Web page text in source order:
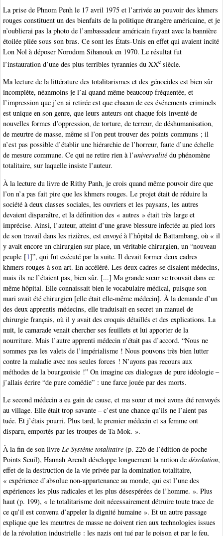
La prise de Phnom Penh le 17 avril 1975 et l’arrivée au pouvoir des khmers
rouges constituent un des bienfaits de la politique étrangère américaine, et je
n’oublierai pas la photo de l’ambassadeur américain fuyant avec la bannière
étoilée pliée sous son bras. Ce sont les États-Unis en effet qui avaient incité
Lon Nol à déposer Norodom Sihanouk en 1970. Le résultat fut
l’instauration d’une des plus terribles tyrannies du XXe siècle.
Ma lecture de la littérature des totalitarismes et des génocides est bien sûr
incomplète, néanmoins je l’ai quand même beaucoup fréquentée, et
l’impression que j’en ai retirée est que chacun de ces événements criminels
est unique en son genre, que leurs auteurs ont chaque fois inventé de
nouvelles formes d’oppression, de torture, de terreur, de déshumanisation,
de meurtre de masse, même si l’on peut trouver des points communs ; il
n’est pas possible d’établir une hiérarchie de l’horreur, faute d’une échelle
de mesure commune. Ce qui ne retire rien à l’universalitédu phénomène
totalitaire, sur laquelle insiste l’auteur.
À la lecture du livre de Rithy Panh, je crois quand même pouvoir dire que
l’on n’a pas fait pire que les khmers rouges. Le projet était de réduire la
société à deux classes sociales, les ouvriers et les paysans, les autres
devaient disparaître, et la définition des « autres » était très large et
imprécise. Ainsi, l’auteur, atteint d’une grave blessure infectée au pied lors
de son travail dans les rizières, est envoyé à l’hôpital de Battambang, où « il
y avait encore un chirurgien sur place, un véritable chirurgien, un “nouveau
peuple [1]”, qui fut exécuté par la suite. Il devait former deux cadres
khmers rouges à son art. En accéléré. Les deux cadres se disaient médecins,
mais ils ne l’étaient pas, bien sûr. [...] Ma grande sœur se trouvait dans ce
même hôpital. Elle connaissait bien le vocabulaire médical, puisque son
mari avait été chirurgien [elle était elle-même médecin]. À la demande d’un
des deux apprentis médecins, elle traduisait en secret un manuel de
chirurgie français, où il y avait des croquis détaillés et des explications. La
nuit, le camarade venait chercher ses feuillets et lui apporter de la
nourriture. Mais l’autre apprenti médecin n’était pas d’accord. “Nous ne
sommes pas les valets de l’impérialisme ! Nous pouvons très bien lutter
contre la maladie avec nos seules forces ! N’ayons pas recours aux
méthodes de la bourgeoisie !” On imagine ces dialogues de pure idéologie –
j’allais écrire “de pure comédie” : une farce jouée par des morts.
Le second médecin a eu gain de cause, et ma sœur et moi avons été renvoyés
au village. Elle était trop savante – c’est une chance qu’ils ne l’aient pas
tuée. Et j’étais pourri. Plus tard, le premier médecin et sa femme ont
disparu, emportés par les troupes de Ta Mok. ».
À la fin de son livre Le Système totalitaire (p. 226 de l’édition de poche
Points Seuil), Hannah Arendt développe longuement la notion de désolation,
effet de la destruction de la vie privée par la domination totalitaire,
« expérience d’absolue non-appartenance au monde, qui est l’une des
expériences les plus radicales et les plus désespérées de l’homme. ». Plus
haut (p. 199), « le totalitarisme doit nécessairement détruire toute trace de
ce qu’il est convenu d’appeler la dignité humaine ». Et un autre passage
explique que les meurtres de masse ne doivent rien aux technologies issues
de la révolution industrielle : les nazis ont tué par le poison et par le feu,